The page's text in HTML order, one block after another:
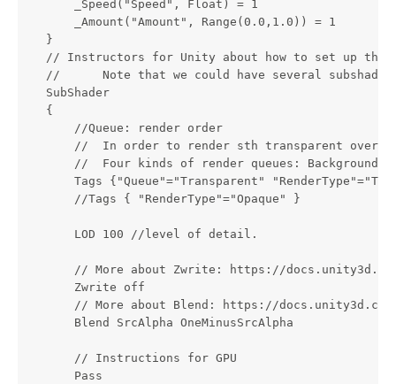
        _Speed("Speed", Float) = 1
        _Amount("Amount", Range(0.0,1.0)) = 1
    }
// Instructors for Unity about how to set up the
//      Note that we could have several
    SubShader
    {
        //Queue: render order
//  In order to render sth transparent over
//  Four kinds of render queues: Background
Tags {"Queue"="Transparent"
        //Tags { "RenderType"="Opaque" }
        LOD 100 //level of detail.
// More about Zwrite: https://
        Zwrite off
// More about Blend: https://
        Blend SrcAlpha OneMinusSrcAlpha
        // Instructions for GPU
        Pass